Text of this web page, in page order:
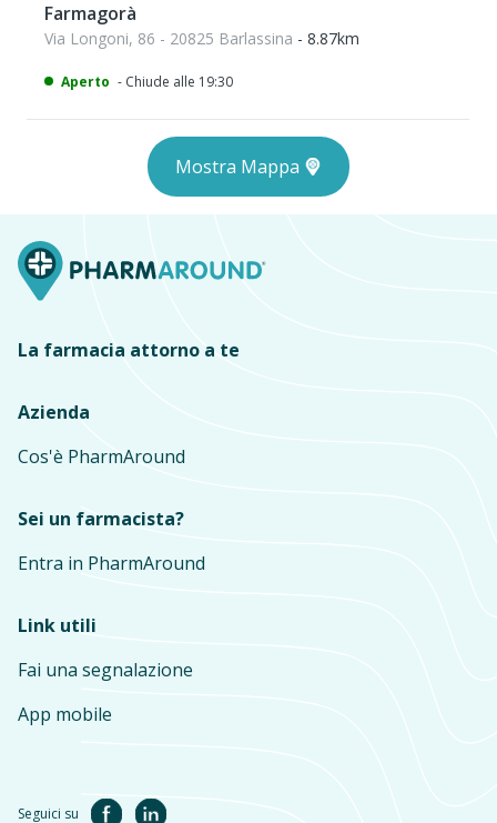
Farmagorà
Via Longoni, 86 - 20825 Barlassina - 8.87km
Aperto - Chiude alle 19:30
Mostra Mappa
La farmacia attorno a te
Azienda
Cos'è PharmAround
Sei un farmacista?
Entra in PharmAround
Link utili
Fai una segnalazione
App mobile
Seguici su